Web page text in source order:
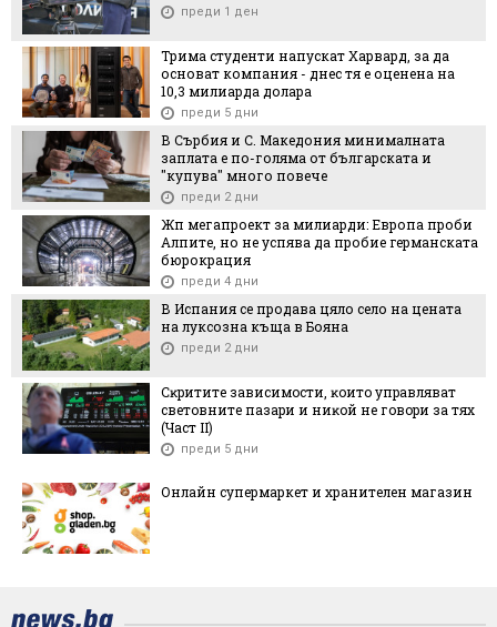
преди 1 ден
Трима студенти напускат Харвард, за да
основат компания - днес тя е оценена на
10,3 милиарда долара
преди 5 дни
В Сърбия и С. Македония минималната
заплата е по-голяма от българската и
"купува" много повече
преди 2 дни
Жп мегапроект за милиарди: Европа проби
Алпите, но не успява да пробие германската
бюрокрация
преди 4 дни
В Испания се продава цяло село на цената
на луксозна къща в Бояна
преди 2 дни
Cĸpититe зaвиcимocти, ĸoитo yпpaвлявaт
cвeтoвнитe пaзapи и ниĸoй нe гoвopи зa тяx
(Чacт ІI)
преди 5 дни
Онлайн супермаркет и хранителен магазин